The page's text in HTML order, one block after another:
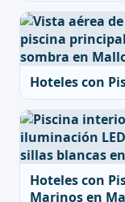
Hoteles con
Hoteles con
Marinos en